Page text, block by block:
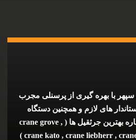
با بهره گیری از پرسنلی مجرب
های لازم و همچنین دستگاه
های روز دنیا ، آماده اجاره بهترین جرثقیل ها ( crane grove ,
crane kato , crane liebherr , crane tadano , crane terex )